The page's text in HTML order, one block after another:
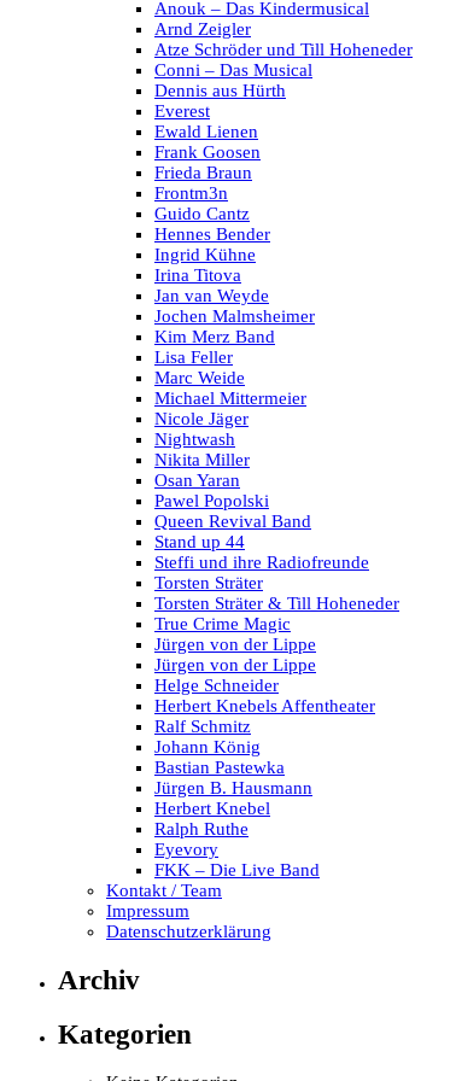
Anouk – Das Kindermusical
Arnd Zeigler
Atze Schröder und Till Hoheneder
Conni – Das Musical
Dennis aus Hürth
Everest
Ewald Lienen
Frank Goosen
Frieda Braun
Frontm3n
Guido Cantz
Hennes Bender
Ingrid Kühne
Irina Titova
Jan van Weyde
Jochen Malmsheimer
Kim Merz Band
Lisa Feller
Marc Weide
Michael Mittermeier
Nicole Jäger
Nightwash
Nikita Miller
Osan Yaran
Pawel Popolski
Queen Revival Band
Stand up 44
Steffi und ihre Radiofreunde
Torsten Sträter
Torsten Sträter & Till Hoheneder
True Crime Magic
Jürgen von der Lippe
Jürgen von der Lippe
Helge Schneider
Herbert Knebels Affentheater
Ralf Schmitz
Johann König
Bastian Pastewka
Jürgen B. Hausmann
Herbert Knebel
Ralph Ruthe
Eyevory
FKK – Die Live Band
Kontakt / Team
Impressum
Datenschutzerklärung
Archiv
Kategorien